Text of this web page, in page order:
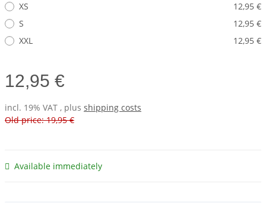
XS
12,95 €
S
12,95 €
XXL
12,95 €
12,95 €
incl. 19% VAT , plus shipping costs
Old price: 19,95 €
Available immediately